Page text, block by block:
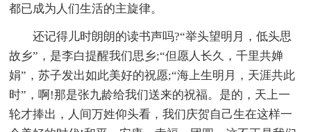
都已成为人们生活的主旋律。
还记得儿时朗朗的读书声吗?“举头望明月，低头思
故乡”，是李白提醒我们思乡;“但愿人长久，千里共婵
娟”，苏子发出如此美好的祝愿;“海上生明月，天涯共此
时”，啊!那是张九龄给我们送来的祝福。是的，天上一
轮才捧出，人间万姓仰头看，我们庆贺自己生在这样一